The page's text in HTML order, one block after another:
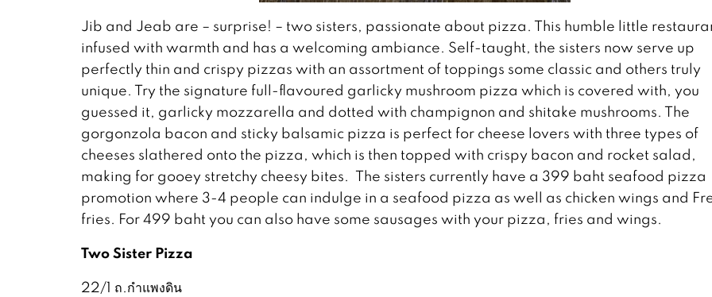
Jib and Jeab are – surprise! – two sisters, passionate about pizza. This humble little
infused with warmth and has a welcoming ambiance. Self-taught, the sisters now serve up
perfectly thin and crispy pizzas with an assortment of toppings some classic and others truly
unique. Try the signature full-flavoured garlicky mushroom pizza which is covered with, you
guessed it, garlicky mozzarella and dotted with champignon and shitake mushrooms. The
gorgonzola bacon and sticky balsamic pizza is perfect for cheese lovers with three types of
cheeses slathered onto the pizza, which is then topped with crispy bacon and rocket salad,
making for gooey stretchy cheesy bites. The sisters currently have a 399 baht seafood pizza
promotion where 3-4 people can indulge in a seafood pizza as well as chicken wings and
fries. For 499 baht you can also have some sausages with your pizza, fries and wings.
Two Sister Pizza
22/1 ถ.กำแพงดิน